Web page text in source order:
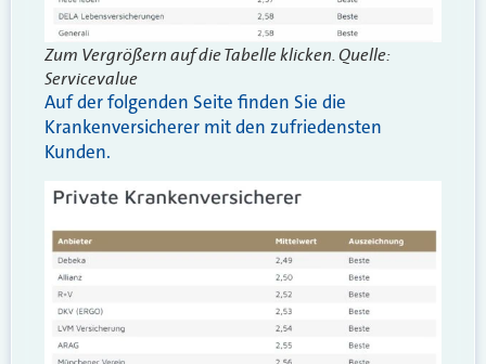
Zum Vergrößern auf die Tabelle klicken. Quelle:
Servicevalue
Auf der folgenden Seite finden Sie die
Krankenversicherer mit den zufriedensten
Kunden.